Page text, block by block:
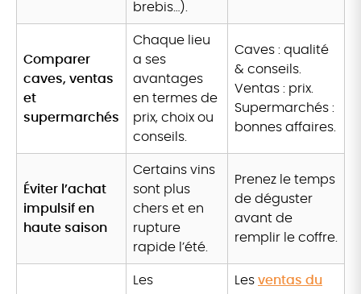
brebis…).
Comparer
caves, ventas
et
supermarchés
Chaque lieu
a ses
avantages
en termes de
prix, choix ou
conseils.
Caves : qualité
& conseils.
Ventas : prix.
Supermarchés :
bonnes affaires.
Éviter l’achat
impulsif en
haute saison
Certains vins
sont plus
chers et en
rupture
rapide l’été.
Prenez le temps
de déguster
avant de
remplir le coffre.
Les
Les ventas du